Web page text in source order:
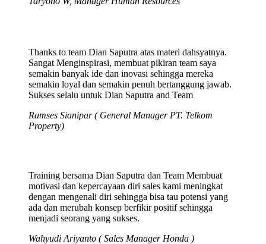
Thanks to team Dian Saputra atas materi dahsyatnya.
Sangat Menginspirasi, membuat pikiran team saya
semakin banyak ide dan inovasi sehingga mereka
semakin loyal dan semakin penuh bertanggung jawab.
Sukses selalu untuk Dian Saputra and Team
Ramses Sianipar ( General Manager PT. Telkom
Property)
Training bersama Dian Saputra dan Team Membuat
motivasi dan kepercayaan diri sales kami meningkat
dengan mengenali diri sehingga bisa tau potensi yang
ada dan merubah konsep berfikir positif sehingga
menjadi seorang yang sukses.
Wahyudi Ariyanto ( Sales Manager Honda )